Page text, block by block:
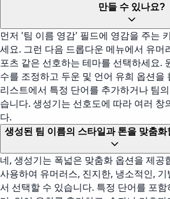
만들 수 있나요?
먼저 '팀 이름 영감' 필드에 영감을 주는
세요. 그런 다음 드롭다운 메뉴에서 유머
포츠 같은 선호하는 테마를 선택하세요.
수를 조정하고 두운 및 언어 유희 옵션을
리스트에서 특정 단어를 추가하거나 팀
습니다. 생성기는 선호도에 따라 여러 창
다.
생성된 팀 이름의 스타일과 톤을 맞춤화
네, 생성기는 폭넓은 맞춤화 옵션을 제공
사용하여 유머러스, 진지한, 냉소적인,
서 선택할 수 있습니다. 특정 단어를 포